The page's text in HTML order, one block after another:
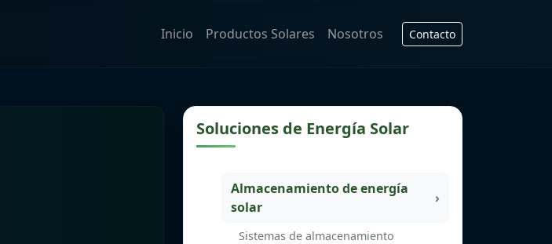
Inicio Productos Solares Nosotros Contacto
Soluciones de Energía Solar
Almacenamiento de energía
solar
Sistemas de almacenamiento